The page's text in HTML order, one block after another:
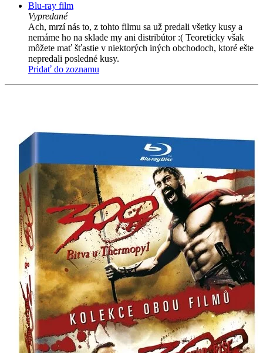
Blu-ray film
Vypredané
Ach, mrzí nás to, z tohto filmu sa už predali všetky kusy a
nemáme ho na sklade my ani distribútor :( Teoreticky však
môžete mať šťastie v niektorých iných obchodoch, ktoré ešte
nepredali posledné kusy.
Pridať do zoznamu